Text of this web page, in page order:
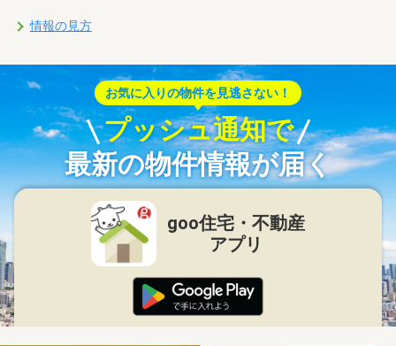
情報の見方
お気に入りの物件を見逃さない！
プッシュ通知で
最新の物件情報が届く
goo住宅・不動産
アプリ